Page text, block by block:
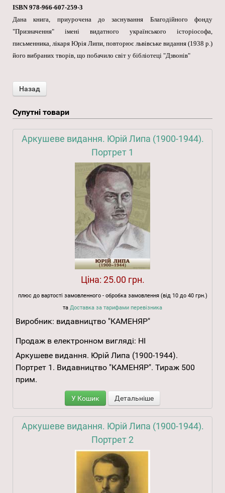
ISBN 978-966-607-259-3
Дана книга, приурочена до заснування Благодійного фонду
"Призначення" імені видатного українського історіософа,
письменника, лікаря Юрія Липи, повторює львівське видання (1938 р.)
його вибраних творів, що побачило світ у бібліотеці "Дзвонів"
Супутні товари
Аркушеве видання. Юрій Липа (1900-1944).
Портрет 1
Ціна: 25.00 грн.
плюс до вартості замовленного - обробка замовлення (від 10 до 40 грн.)
та Доставка за тарифами перевізника
Виробник: видавництво "КАМЕНЯР"
Продаж в електронном вигляді: НІ
Аркушеве видання. Юрій Липа (1900-1944).
Портрет 1. Видавництво "КАМЕНЯР". Тираж 500
прим.
У Кошик Детальніше
Аркушеве видання. Юрій Липа (1900-1944).
Портрет 2